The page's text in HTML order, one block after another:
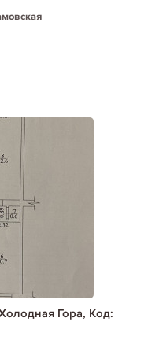
Гора, Код: